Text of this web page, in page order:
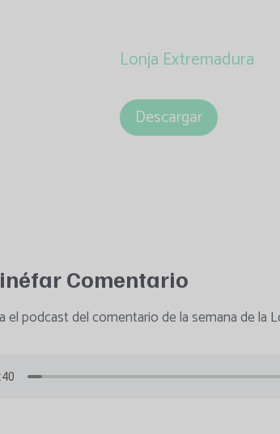
Lonja Extremadura
Descargar
Comentario
el podcast del comentario de la semana de la